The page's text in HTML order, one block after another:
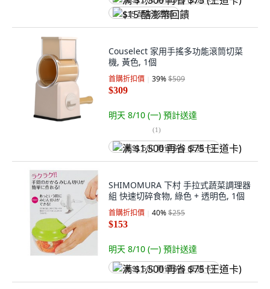
$15 酷澎幣回饋
Couselect 家用手搖多功能滾筒切菜
機, 黃色, 1個
首購折扣價 39%$509
$309
明天 8/10 (一) 預計送達
(1)
满 $1,500 再省 $75 (王道卡)
SHIMOMURA 下村 手拉式蔬菜調理器
組 快速切碎食物, 綠色 + 透明色, 1個
首購折扣價 40%$255
$153
明天 8/10 (一) 預計送達
满 $1,500 再省 $75 (王道卡)